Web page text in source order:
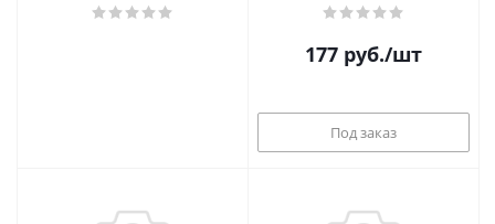
177 руб./шт
Под заказ